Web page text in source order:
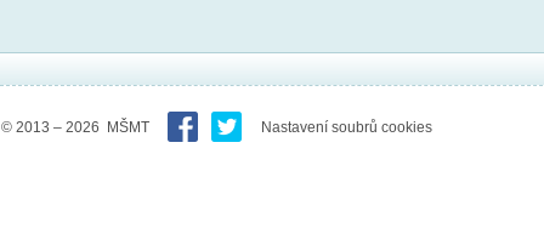
© 2013 – 2026 MŠMT Nastavení soubrů cookies